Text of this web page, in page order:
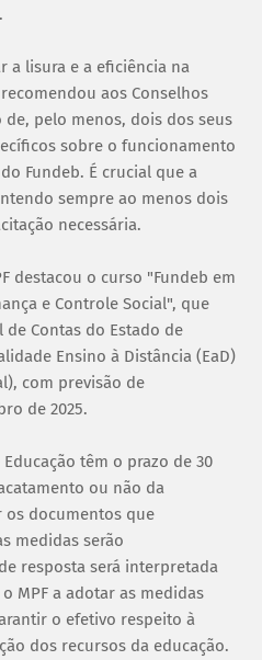
a lisura e a eficiência na
aos Conselhos
pelo menos, dois dos seus
sobre o funcionamento
Fundeb. É crucial que a
sempre ao menos dois
necessária.
destacou o curso "Fundeb em
e Controle Social", que
Contas do Estado de
Ensino à Distância (EaD)
com previsão de
de 2025.
têm o prazo de 30
ou não da
os documentos que
medidas serão
resposta será interpretada
MPF a adotar as medidas
o efetivo respeito à
dos recursos da educação.